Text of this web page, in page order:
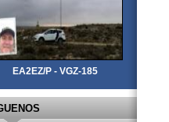
EA2EZ/P - VGZ-185